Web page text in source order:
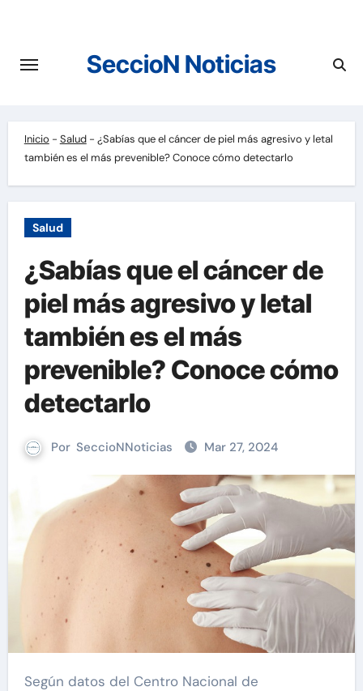
contenido
SeccioN Noticias
Inicio - Salud- ¿Sabías que el cáncer de piel más agresivo y letal
también es el más prevenible? Conoce cómo detectarlo
Salud
¿Sabías que el cáncer de
piel más agresivo y letal
también es el más
prevenible? Conoce cómo
detectarlo
Por SeccioNNoticias Mar 27, 2024
Según datos del Centro Nacional de